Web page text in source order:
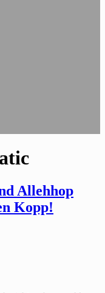
Allehhop
Kopp!